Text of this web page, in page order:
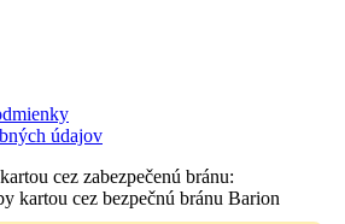
údajov
cez zabezpečenú bránu: